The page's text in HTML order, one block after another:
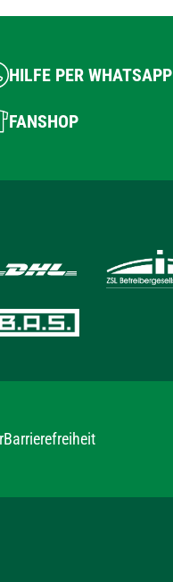
HILFE PER WHATSAPP
FANSHOP
Barrierefreiheit